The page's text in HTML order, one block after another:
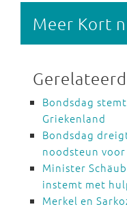
Meer Kort
Gerelateerd
Bondsdag
Griekenland
Bondsdag
noodsteun
Minister
instemt met
Merkel en